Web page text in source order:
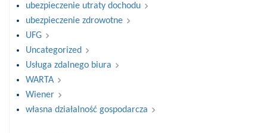
ubezpieczenie utraty dochodu
ubezpieczenie zdrowotne
UFG
Uncategorized
Usługa zdalnego biura
WARTA
Wiener
własna działalność gospodarcza